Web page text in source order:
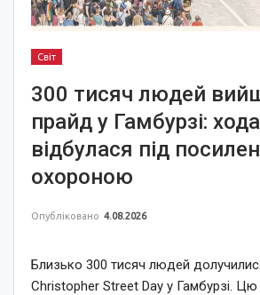
Світ
300 тисяч людей
прайд у Гамбурзі: хода
відбулася під
охороною
Опубліковано 4.08.2026
Близько 300 тисяч людей
Christopher Street Day у Гамбурзі. Цю